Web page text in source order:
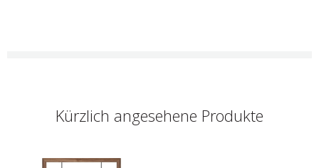
Kürzlich angesehene Produkte